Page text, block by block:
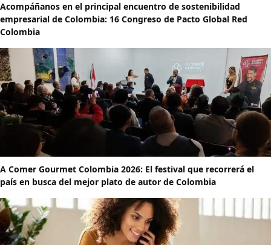
Acompáñanos en el principal encuentro de sostenibilidad
empresarial de Colombia: 16 Congreso de Pacto Global Red
Colombia
A Comer Gourmet Colombia 2026: El festival que recorrerá el
país en busca del mejor plato de autor de Colombia